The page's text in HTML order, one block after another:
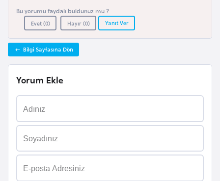
Bu yorumu faydalı buldunuz mu ?
Evet (0) Hayır (0) Yanıt Ver
Bilgi Sayfasına Dön
Yorum Ekle
r
t
a
B
r
i